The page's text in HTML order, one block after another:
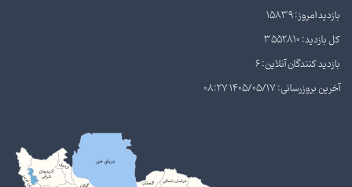
بازدید امروز: 15839
کل بازدید: 3552810
بازدید کنندگان آنلاین: 6
آخرین بروزرسانی: 1405/05/17 08:27